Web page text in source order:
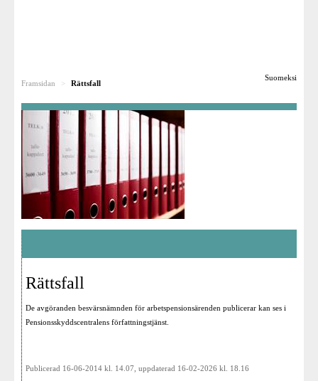
För pensionsanstalterna
Besvärsnämnden som arbetsplats
För media
Länkar
Suomeksi
Framsidan > Rättsfall
Rättsfall
De avgöranden besvärsnämnden för arbetspensionsärenden publicerar kan ses i
Pensionsskyddscentralens författningstjänst
Publicerad 16-06-2014 kl. 14.07, uppdaterad 16-02-2026 kl. 18.16